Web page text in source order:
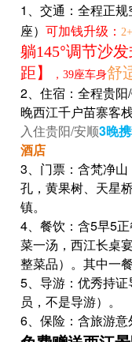
1、交通：全程正
座）可加钱升级 ：
躺145°调节沙
距】 ，39座车身舒
2、住宿：全程贵
晚西江千户苗寨客
入住贵阳/安顺3晚
酒店
3、门票：含梵净
孔，黄果树、天星
镇。
4、餐饮：含5早5
菜一汤，西江长桌
整菜品）。其中一
5、导游：优秀持
员，不是导游）。
6、保险：含旅游意